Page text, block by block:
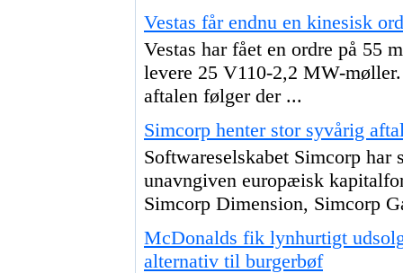
Vestas får endnu en kinesisk
Vestas har fået en ordre på 55
levere 25 V110-2,2 MW-
aftalen følger der ...
Simcorp henter stor syvårig
Softwareselskabet Simcorp
unavngiven europæisk
Simcorp Dimension, Simcorp
McDonalds fik lynhurtigt
alternativ til burgerbøf